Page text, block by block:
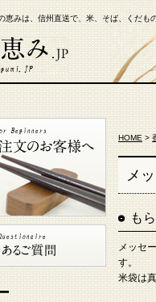
恵みは、信州直送で、米、そば、くだも
恵み.JP
HOME>
メ
も
メッセ
す。
米袋は